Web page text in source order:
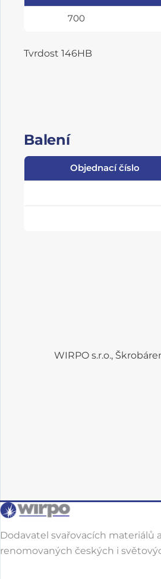
700
Tvrdost 146HB
Balení
Objednací číslo
WIRPO s.r.o.,
Dodavatel svařovacích materiálů
renomovaných českých i